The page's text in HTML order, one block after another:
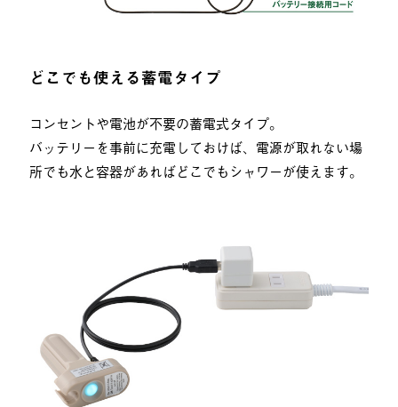
どこでも使える蓄電タイプ
コンセントや電池が不要の蓄電式タイプ。
バッテリーを事前に充電しておけば、電源が取れない場
所でも水と容器があればどこでもシャワーが使えます。